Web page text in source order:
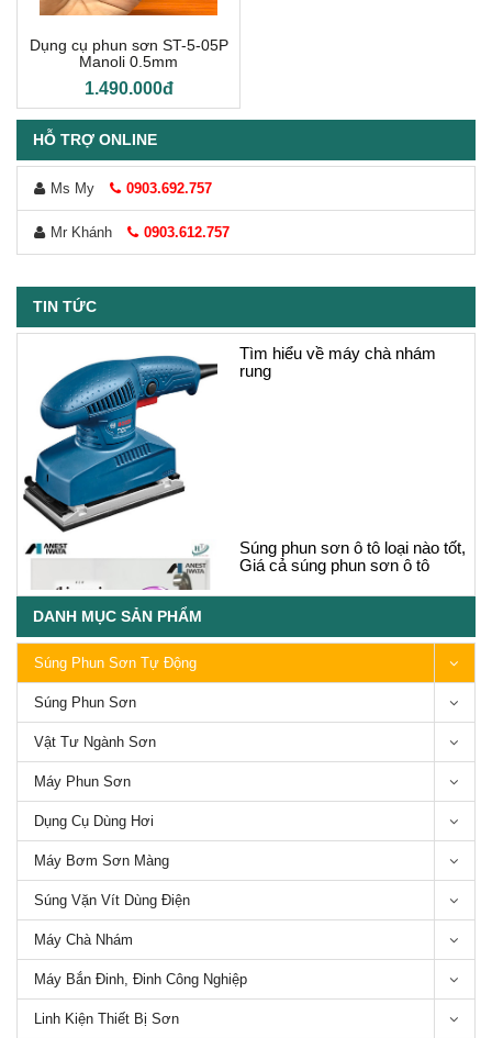
HỖ TRỢ ONLINE
Ms My 0903.692.757
Mr Khánh 0903.612.757
TIN TỨC
Tìm hiểu về máy chà nhám
rung
Súng phun sơn ô tô loại nào tốt,
Giá cả súng phun sơn ô tô
DANH MỤC SẢN PHẨM
Súng Phun Sơn Tự Động
Súng Phun Sơn
Vật Tư Ngành Sơn
Máy Phun Sơn
Dụng Cụ Dùng Hơi
Máy Bơm Sơn Màng
Súng Vặn Vít Dùng Điện
Máy Chà Nhám
Máy Bắn Đinh, Đinh Công Nghiệp
Linh Kiện Thiết Bị Sơn
Dụng cụ phun sơn ST-5-05P
Manoli 0.5mm
1.490.000đ